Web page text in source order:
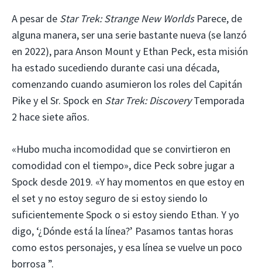
A pesar de Star Trek: Strange New WorldsParece, de
alguna manera, ser una serie bastante nueva (se lanzó
en 2022), para Anson Mount y Ethan Peck, esta misión
ha estado sucediendo durante casi una década,
comenzando cuando asumieron los roles del Capitán
Pike y el Sr. Spock en Star Trek: DiscoveryTemporada
2 hace siete años.
«Hubo mucha incomodidad que se convirtieron en
comodidad con el tiempo», dice Peck sobre jugar a
Spock desde 2019. «Y hay momentos en que estoy en
el set y no estoy seguro de si estoy siendo lo
suficientemente Spock o si estoy siendo Ethan. Y yo
digo, ‘¿Dónde está la línea?’ Pasamos tantas horas
como estos personajes, y esa línea se vuelve un poco
borrosa ”.